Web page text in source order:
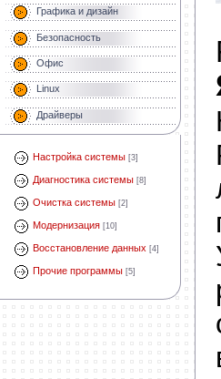
Графика и дизайн
Безопасность
Офис
Linux
Драйверы
Настройка системы [3]
Диагностика системы [8]
Очистка системы [2]
Модернизация [10]
Восстановление данных [4]
Прочие программы [5]